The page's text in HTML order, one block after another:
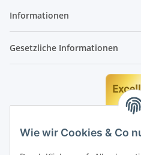
Wie wir Cookies & Co
Informationen
Gesetzliche Informationen